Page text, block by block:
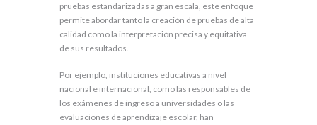
pruebas estandarizadas a gran escala, este enfoque
permite abordar tanto la creación de pruebas de alta
calidad como la interpretación precisa y equitativa
de sus resultados.
Por ejemplo, instituciones educativas a nivel
nacional e internacional, como las responsables de
los exámenes de ingreso a universidades o las
evaluaciones de aprendizaje escolar, han